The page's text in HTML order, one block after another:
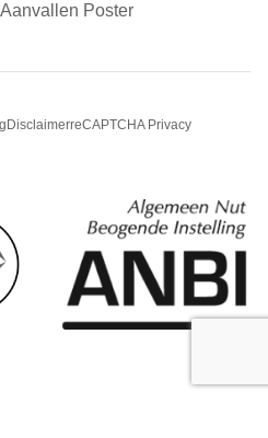
Poster
DisclaimerreCAPTCHA Privacy